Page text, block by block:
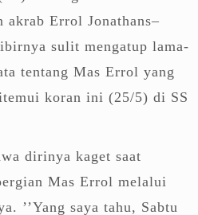
Errol Jonathans–
sulit mengatup lama-
tentang Mas Errol yang
koran ini (25/5) di SS
dirinya kaget saat
Mas Errol melalui
’’Yang saya tahu, Sabtu